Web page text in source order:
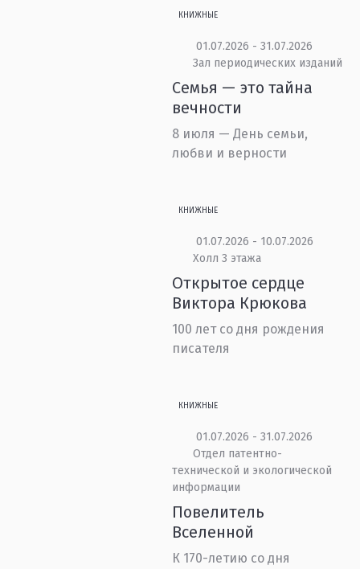
КНИЖНЫЕ
01.07.2026 - 31.07.2026
Зал периодических изданий
Семья — это тайна
вечности
8 июля — День семьи,
любви и верности
КНИЖНЫЕ
01.07.2026 - 10.07.2026
Холл 3 этажа
Открытое сердце
Виктора Крюкова
100 лет со дня рождения
писателя
КНИЖНЫЕ
01.07.2026 - 31.07.2026
Отдел патентно-
технической и экологической
информации
Повелитель
Вселенной
К 170-летию со дня